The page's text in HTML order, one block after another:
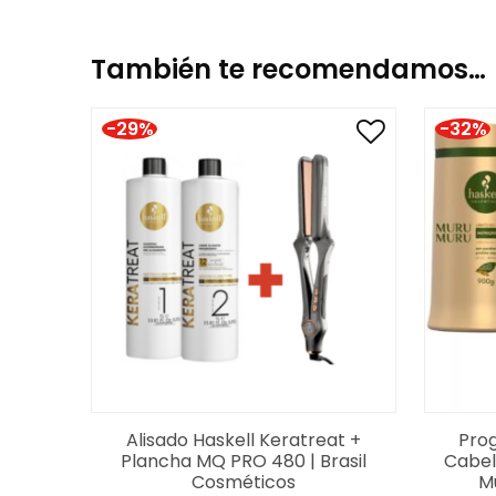
sódico, EDTA disódico, diestearato de peg-
pareth-3, c12-13 pareth-23 imidazolidinil
También te recomendamos…
-29%
Alisado Haskell Keratreat +
Plancha MQ PRO 480 | Brasil
Cosméticos
-32%